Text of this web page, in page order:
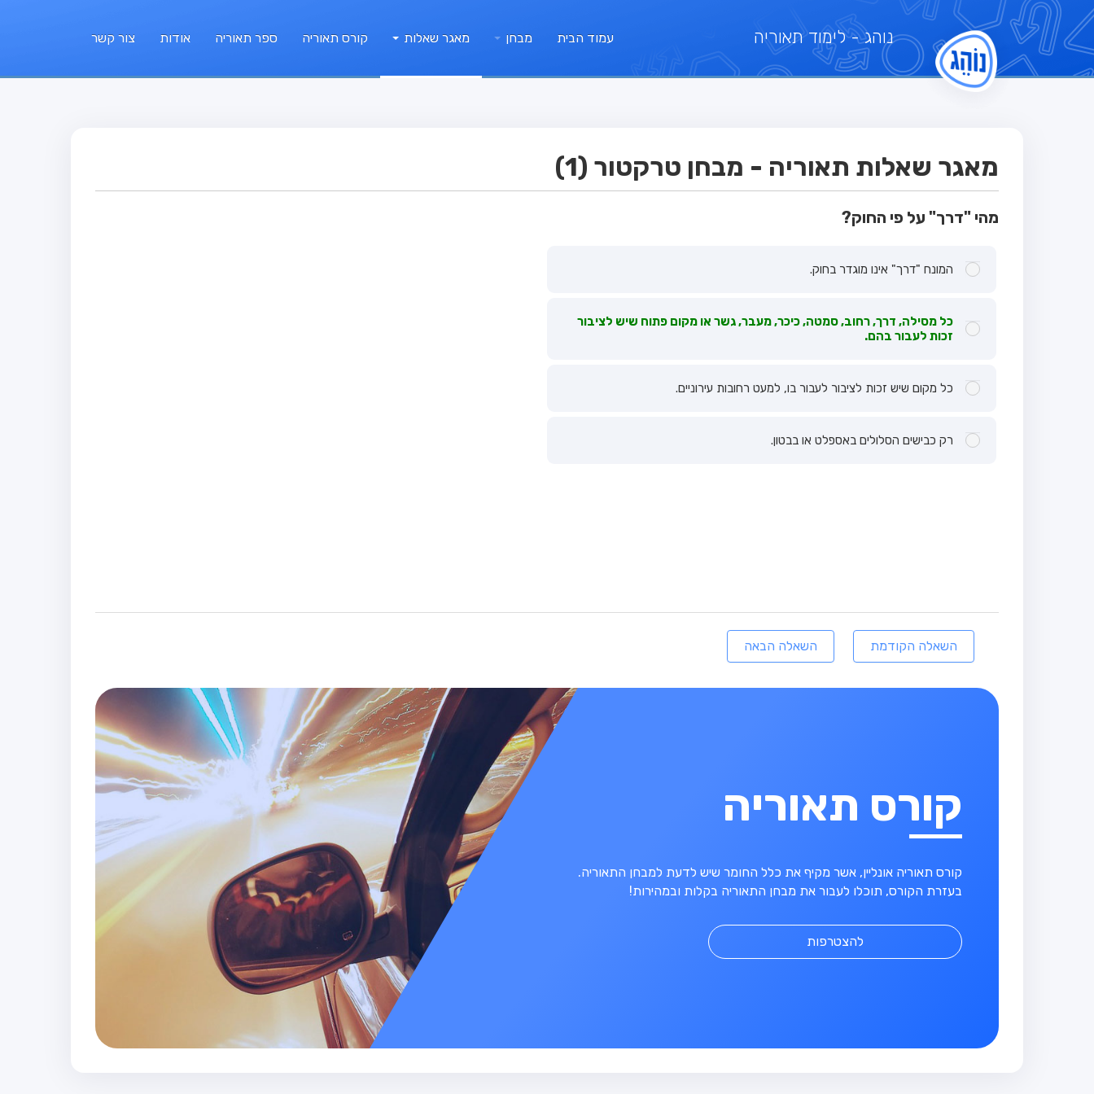
נוהג- לימוד תאוריה עמוד הבית מבחן מאגר שאלות קורס תאוריה ספר תאוריה אודות צור קשר
מאגר שאלות תאוריה - מבחן טרקטור (1)
מהי "דרך" על פי החוק?
המונח "דרך" אינו מוגדר בחוק.
כל מסילה, דרך, רחוב, סמטה, כיכר, מעבר, גשר או מקום פתוח שיש לציבור
זכות לעבור בהם.
כל מקום שיש זכות לציבור לעבור בו, למעט רחובות עירוניים.
רק כבישים הסלולים באספלט או בבטון.
השאלה הקודמת השאלה הבאה
קורס תאוריה
קורס תאוריה אונליין, אשר מקיף את כלל החומר שיש לדעת למבחן התאוריה.
בעזרת הקורס, תוכלו לעבור את מבחן התאוריה בקלות ובמהירות!
להצטרפות